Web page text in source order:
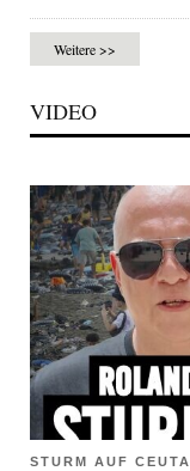
Weitere >>
VIDEO
STURM AUF CEUTA